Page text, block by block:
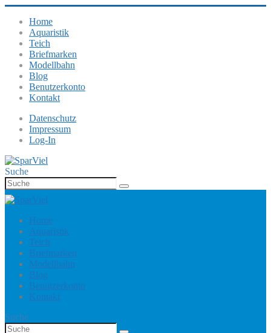
Home
Aquaristik
Teich
Briefmarken
Modellbahn
Blog
Benutzerkonto
Kontakt
Datenschutz
Impressum
Log-In
Suche
Home
Aquaristik
Teich
Briefmarken
Modellbahn
Blog
Benutzerkonto
Kontakt
Suche